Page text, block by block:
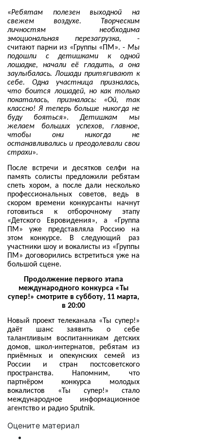
«Ребятам полезен выходной на
свежем воздухе. Творческим
личностям необходима
эмоциональная перезагрузка, -
считают парни из «Группы «ПМ». - Мы
подошли с детишками к одной
лошадке, начали её гладить, а она
заулыбалась. Лошади притягивают к
себе. Одна участница призналась,
что боится лошадей, но как только
покаталась, призналась: «Ой, так
классно! Я теперь больше никогда не
буду бояться».Детишкам мы
желаем больших успехов, главное,
чтобы они никогда не
останавливались и преодолевали свои
страхи».
После встречи и десятков селфи на
память солисты предложили ребятам
спеть хором, а после дали несколько
профессиональных советов, ведь в
скором времени конкурсанты начнут
готовиться к отборочному этапу
«Детского Евровидения», а «Группа
ПМ» уже представляла Россию на
этом конкурсе. В следующий раз
участники шоу и вокалисты из «Группы
ПМ» договорились встретиться уже на
большой сцене.
Продолжение первого этапа
международного конкурса «Ты
супер!» смотрите в субботу, 11 марта,
в 20:00
Новый проект телеканала «Ты супер!»
даёт шанс заявить о себе
талантливым воспитанникам детских
домов, школ-интернатов, ребятам из
приёмных и опекунских семей из
России и стран постсоветского
пространства. Напомним, что
партнёром конкурса молодых
вокалистов «Ты супер!» стало
международное информационное
агентство и радио Sputnik.
Оцените материал